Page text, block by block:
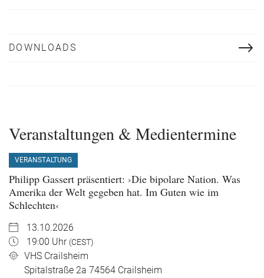
DOWNLOADS
Veranstaltungen & Medientermine
VERANSTALTUNG
Philipp Gassert präsentiert: ›Die bipolare Nation. Was
Amerika der Welt gegeben hat. Im Guten wie im
Schlechten‹
13.10.2026
19:00 Uhr (CEST)
VHS Crailsheim
Spitalstraße 2a 74564 Crailsheim